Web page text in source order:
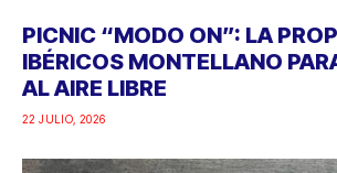
PICNIC “MODO ON”: LA
IBÉRICOS MONTELLANO
AL AIRE LIBRE
22 JULIO, 2026